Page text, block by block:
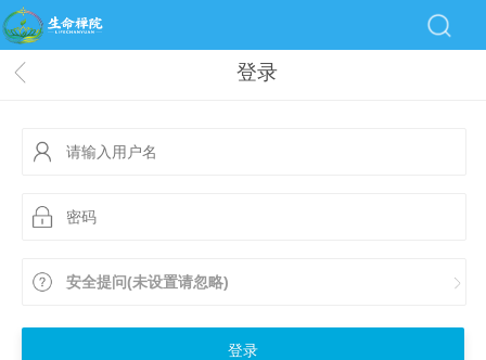
登录
安全提问(未设置请忽略)
登录